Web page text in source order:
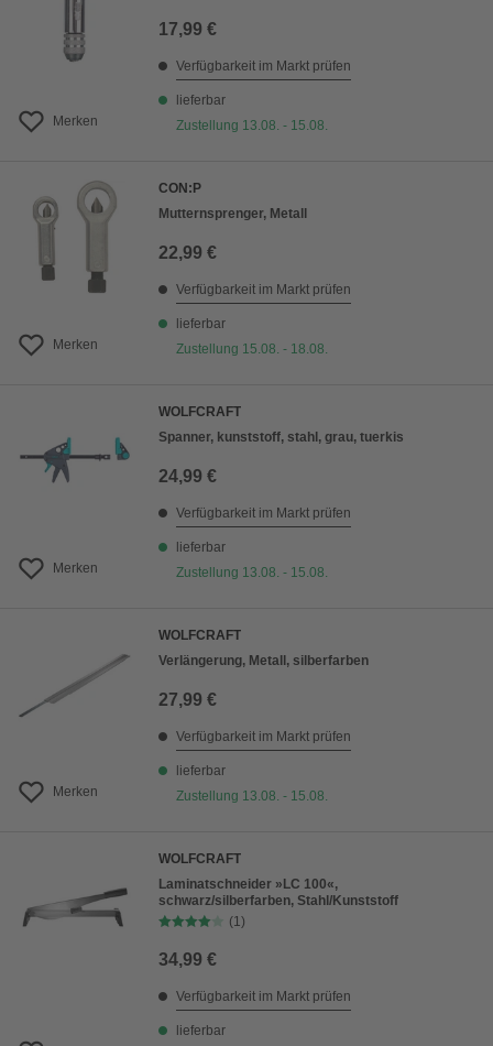
Merken
17,99 €
Verfügbarkeit im Markt prüfen
lieferbar
Zustellung 13.08. - 15.08.
Merken
CON:P
Mutternsprenger, Metall
22,99 €
Verfügbarkeit im Markt prüfen
lieferbar
Zustellung 15.08. - 18.08.
Merken
WOLFCRAFT
Spanner, kunststoff, stahl, grau, tuerkis
24,99 €
Verfügbarkeit im Markt prüfen
lieferbar
Zustellung 13.08. - 15.08.
Merken
WOLFCRAFT
Verlängerung, Metall, silberfarben
27,99 €
Verfügbarkeit im Markt prüfen
lieferbar
Zustellung 13.08. - 15.08.
WOLFCRAFT
Laminatschneider »LC 100«,
schwarz/silberfarben, Stahl/Kunststoff
(1)
34,99 €
Verfügbarkeit im Markt prüfen
lieferbar